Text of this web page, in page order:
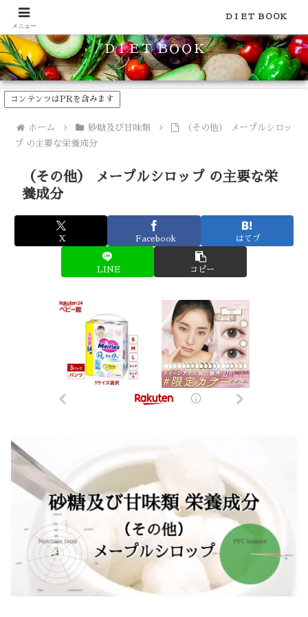
食品のカロリーや糖質などの栄養素がわかる！健康やダイエットに
ＤＩＥＴ ＢＯＯＫ
コンテンツはPRを含みます
ホーム 砂糖及び甘味類
（その他） メープルシロッ
プ の主要な栄養成分
（その他） メープルシロップ の主要な栄
養成分
X Facebook はてブ
LINE コピー
メニュー
ＤＩＥＴ ＢＯＯＫ